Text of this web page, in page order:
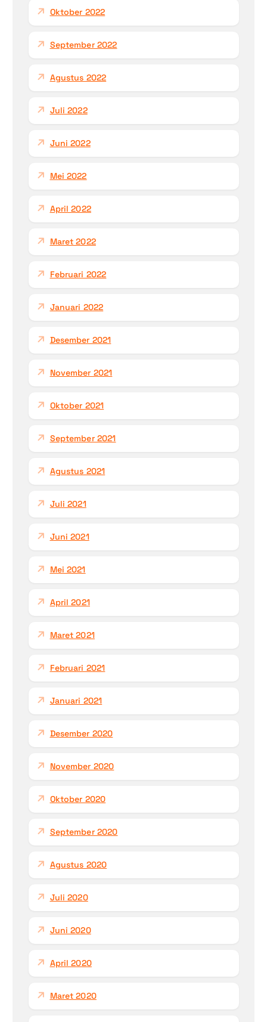
Oktober 2022
September 2022
Agustus 2022
Juli 2022
Juni 2022
Mei 2022
April 2022
Maret 2022
Februari 2022
Januari 2022
Desember 2021
November 2021
Oktober 2021
September 2021
Agustus 2021
Juli 2021
Juni 2021
Mei 2021
April 2021
Maret 2021
Februari 2021
Januari 2021
Desember 2020
November 2020
Oktober 2020
September 2020
Agustus 2020
Juli 2020
Juni 2020
April 2020
Maret 2020